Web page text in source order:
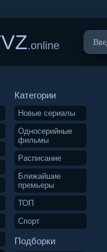
.online
Категории
Новые сериалы
Односерийные
фильмы
Расписание
Ближайшие
премьеры
ТОП
Спорт
Подборки